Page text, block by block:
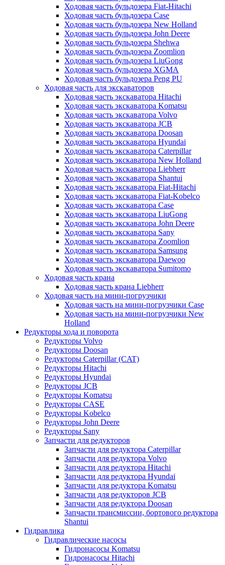
Ходовая часть бульдозера Fiat-Hitachi
Ходовая часть бульдозера Case
Ходовая часть бульдозера New Holland
Ходовая часть бульдозера John Deere
Ходовая часть бульдозера Shehwa
Ходовая часть бульдозера Zoomlion
Ходовая часть бульдозера LiuGong
Ходовая часть бульдозера XGMA
Ходовая часть бульдозера Peng PU
Ходовая часть для экскаваторов
Ходовая часть экскаватора Hitachi
Ходовая часть экскаватора Komatsu
Ходовая часть экскаватора Volvo
Ходовая часть экскаватора JCB
Ходовая часть экскаватора Doosan
Ходовая часть экскаватора Hyundai
Ходовая часть экскаватора Caterpillar
Ходовая часть экскаватора New Holland
Ходовая часть экскаватора Liebherr
Ходовая часть экскаватора Shantui
Ходовая часть экскаватора Fiat-Hitachi
Ходовая часть экскаватора Fiat-Kobelco
Ходовая часть экскаватора Case
Ходовая часть экскаватора LiuGong
Ходовая часть экскаватора John Deere
Ходовая часть экскаватора Sany
Ходовая часть экскаватора Zoomlion
Ходовая часть экскаватора Samsung
Ходовая часть экскаватора Daewoo
Ходовая часть экскаватора Sumitomo
Ходовая часть крана
Ходовая часть крана Liebherr
Ходовая часть на мини-погрузчики
Ходовая часть на мини-погрузчики Case
Ходовая часть на мини-погрузчики New
Holland
Редукторы хода и поворота
Редукторы Volvo
Редукторы Doosan
Редукторы Caterpillar (CAT)
Редукторы Hitachi
Редукторы Hyundai
Редукторы JCB
Редукторы Komatsu
Редукторы CASE
Редукторы Kobelco
Редукторы John Deere
Редукторы Sany
Запчасти для редукторов
Запчасти для редуктора Caterpillar
Запчасти для редуктора Volvo
Запчасти для редуктора Hitachi
Запчасти для редуктора Hyundai
Запчасти для редуктора Komatsu
Запчасти для редукторов JCB
Запчасти для редуктора Doosan
Запчасти трансмиссии, бортового редуктора
Shantui
Гидравлика
Гидравлические насосы
Гидронасосы Komatsu
Гидронасосы Hitachi